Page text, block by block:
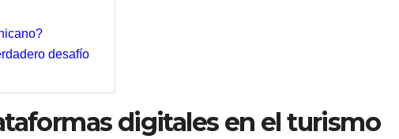
desafío
digitales en el turismo